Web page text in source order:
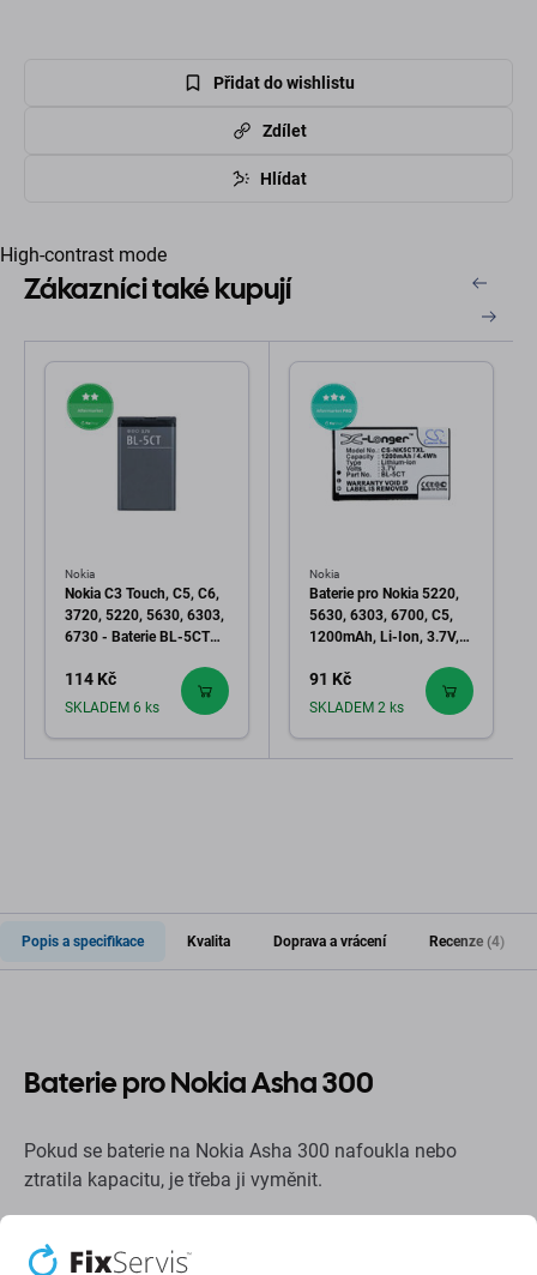
Přidat do wishlistu
Zdílet
Hlídat
High-contrast mode
Zákazníci také kupují
Nokia
Nokia C3 Touch, C5, C6,
3720, 5220, 5630, 6303,
6730 - Baterie BL-5CT
114 Kč
SKLADEM 6 ks
Nokia
Baterie pro Nokia 5220,
5630, 6303, 6700, C5,
1200mAh, Li-Ion, 3.7V,
91 Kč
SKLADEM 2 ks
Popis a specifikace Kvalita Doprava a vrácení Recenze (4)
Baterie pro Nokia Asha 300
Pokud se baterie na Nokia Asha 300 nafoukla nebo
ztratila kapacitu, je třeba ji vyměnit.